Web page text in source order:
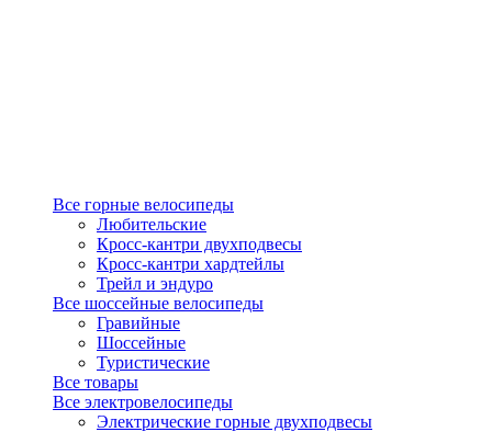
Все горные велосипеды
Любительские
Кросс-кантри двухподвесы
Кросс-кантри хардтейлы
Трейл и эндуро
Все шоссейные велосипеды
Гравийные
Шоссейные
Туристические
Все товары
Все электровелосипеды
Электрические горные двухподвесы